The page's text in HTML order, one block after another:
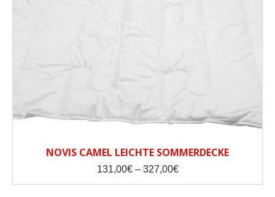
NOVIS CAMEL LEICHTE SOMMERDECKE
131,00€ – 327,00€Price